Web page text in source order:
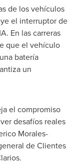
de los vehículos
el interruptor de
En las carreras
que el vehículo
batería
un
el compromiso
desafíos reales
Morales-
de Clientes